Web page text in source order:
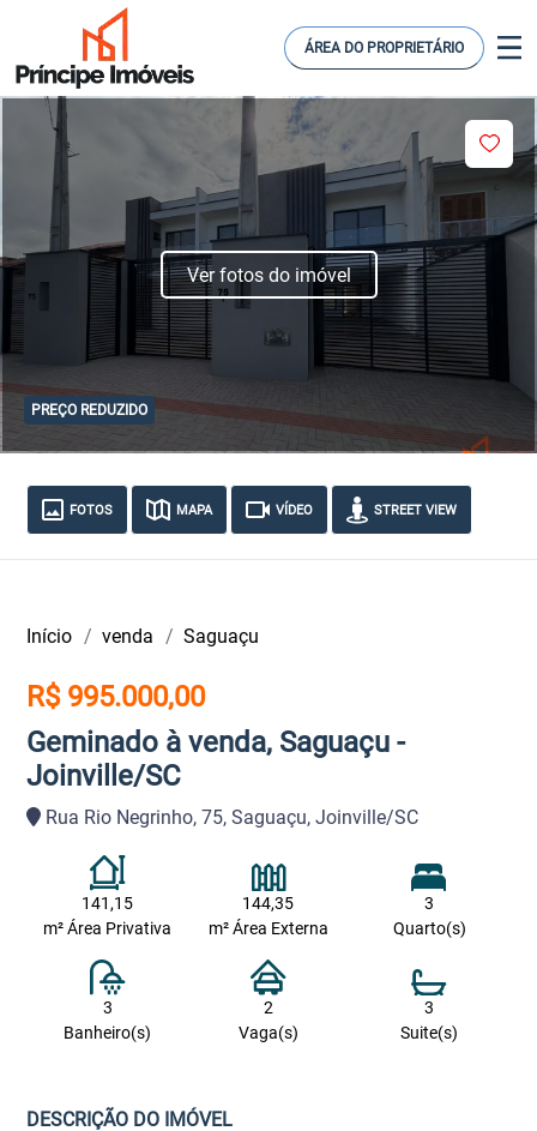
ÁREA DO PROPRIETÁRIO
PREÇO REDUZIDO
Ver fotos do imóvel
FOTOS MAPA VÍDEO STREET VIEW
Início venda Saguaçu
R$ 995.000,00
Geminado à venda, Saguaçu -
Joinville/SC
Rua Rio Negrinho, 75, Saguaçu, Joinville/SC
141,15
m² Área Privativa
144,35
m² Área Externa
3
Quarto(s)
3
Banheiro(s)
2
Vaga(s)
3
Suite(s)
DESCRIÇÃO DO IMÓVEL